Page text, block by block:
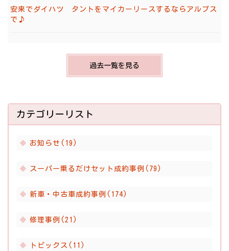
安来でダイハツ タントをマイカーリースするならアルプス
で♪
過去一覧を見る
カテゴリーリスト
お知らせ(19)
スーパー乗るだけセット成約事例(79)
新車・中古車成約事例(174)
修理事例(21)
トピックス(11)